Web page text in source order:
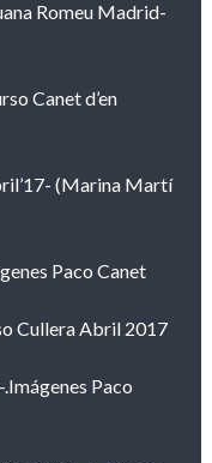
Romeu Madrid-
Canet d’en
(Marina Martí
Paco Canet
Cullera Abril 2017
Paco